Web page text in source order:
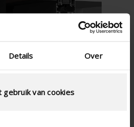
Details Over
van cookies